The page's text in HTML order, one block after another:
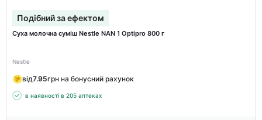
Подібний за ефектом
Суха молочна суміш Nestle NAN 1 Optipro 800 г
Nestle
від7.95грн на бонусний рахунок
в наявності в 205 аптеках